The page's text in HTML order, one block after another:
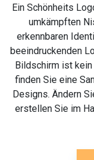
Ein Schönheits
umkämpften
erkennbaren
beeindruckenden
Bildschirm ist kein
finden Sie eine
Designs. Ändern
erstellen Sie im